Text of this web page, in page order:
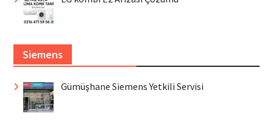
Siemens
Gümüşhane Siemens Yetkili Servisi